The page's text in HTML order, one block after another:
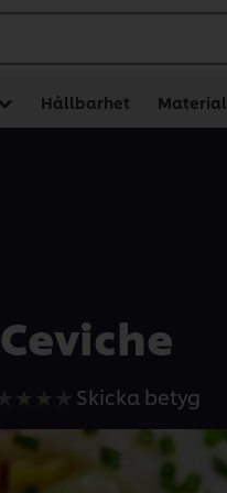
Hållbarhet Material
Ceviche
Inga
betyg
har
skickats
Skicka betyg